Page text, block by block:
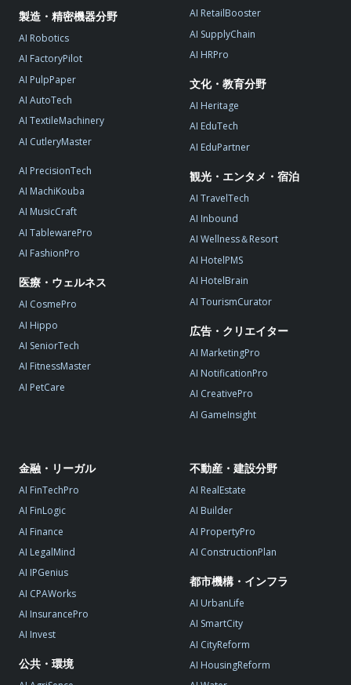
製造・精密機器分野
AI Robotics
AI FactoryPilot
AI PulpPaper
AI AutoTech
AI TextileMachinery
AI CutleryMaster
AI PrecisionTech
AI MachiKouba
AI MusicCraft
AI TablewarePro
AI FashionPro
医療・ウェルネス
AI CosmePro
AI Hippo
AI SeniorTech
AI FitnessMaster
AI PetCare
AI RetailBooster
AI SupplyChain
AI HRPro
文化・教育分野
AI Heritage
AI EduTech
AI EduPartner
観光・エンタメ・宿泊
AI TravelTech
AI Inbound
AI Wellness＆Resort
AI HotelPMS
AI HotelBrain
AI TourismCurator
広告・クリエイター
AI MarketingPro
AI NotificationPro
AI CreativePro
AI GameInsight
金融・リーガル
AI FinTechPro
AI FinLogic
AI Finance
AI LegalMind
AI IPGenius
AI CPAWorks
AI InsurancePro
AI Invest
公共・環境
不動産・建設分野
AI RealEstate
AI Builder
AI PropertyPro
AI ConstructionPlan
都市機構・インフラ
AI UrbanLife
AI SmartCity
AI CityReform
AI HousingReform